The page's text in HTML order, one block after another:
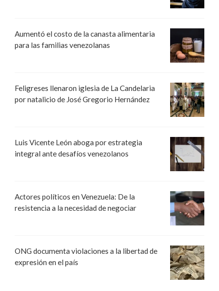
Aumentó el costo de la canasta alimentaria
para las familias venezolanas
Feligreses llenaron iglesia de La Candelaria
por natalicio de José Gregorio Hernández
Luis Vicente León aboga por estrategia
integral ante desafíos venezolanos
Actores políticos en Venezuela: De la
resistencia a la necesidad de negociar
ONG documenta violaciones a la libertad de
expresión en el país